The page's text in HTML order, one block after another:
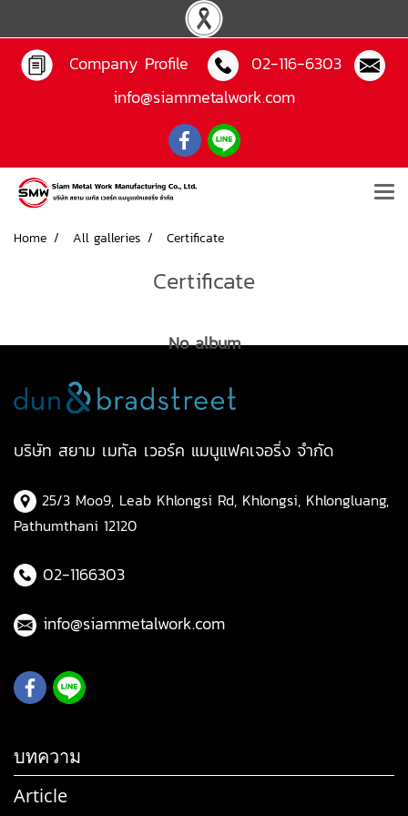
Company Profile
02-116-6303
info@siammetalwork.com
Home All galleries Certificate
Certificate
No album
บริษัท สยาม เมทัล เวอร์ค แมนูแฟคเจอริ่ง จำกัด
25/3 Moo9, Leab Khlongsi Rd, Khlongsi, Khlongluang,
Pathumthani 12120
02-1166303
info@siammetalwork.com
บทความ
Article